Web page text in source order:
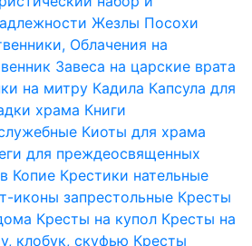
Жезлы Посохи
Облачения на
Завеса на царские врата
на митру Кадила Капсула для
храма Книги
Киоты для храма
для преждеосвященных
Копие Крестики нательные
иконы запрестольные Кресты
Кресты на купол Кресты на
клобук, скуфью Кресты